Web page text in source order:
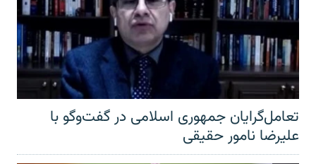
تعامل‌گرایان جمهوری اسلامی در گفت‌وگو با
علیرضا نامور حقیقی